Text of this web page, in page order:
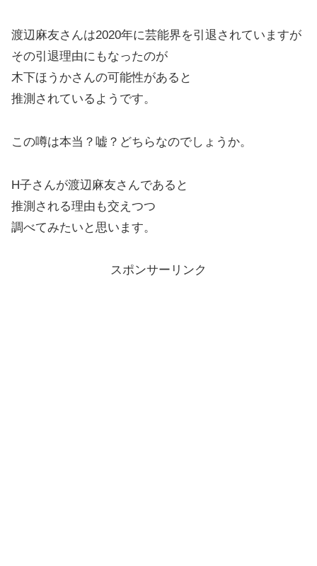
渡辺麻友さんは2020年に芸能界を引退されていますが
その引退理由にもなったのが
木下ほうかさんの可能性があると
推測されているようです。
この噂は本当？嘘？どちらなのでしょうか。
H子さんが渡辺麻友さんであると
推測される理由も交えつつ
調べてみたいと思います。
スポンサーリンク